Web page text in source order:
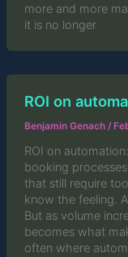
more and more
it is no longer
ROI on
Benjamin Genach /
ROI on
booking
that still require
know the feeling.
But as volume
becomes what
often where